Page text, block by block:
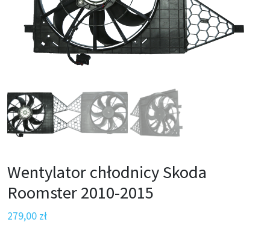
Wentylator chłodnicy Skoda
Roomster 2010-2015
279,00 zł